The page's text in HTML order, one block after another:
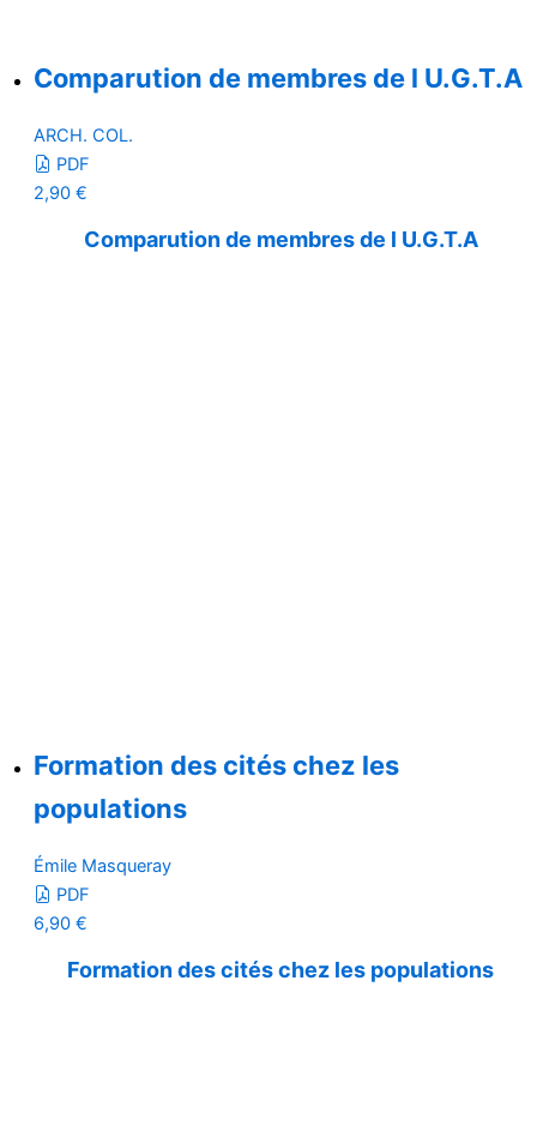
Comparution de membres de l U.G.T.A
ARCH. COL.
PDF
2,90 €
Comparution de membres de l U.G.T.A
Formation des cités chez les
populations
Émile Masqueray
PDF
6,90 €
Formation des cités chez les populations